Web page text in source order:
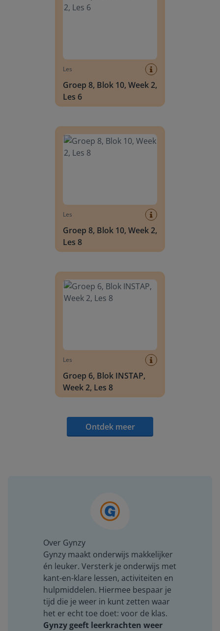
Les
Groep 8, Blok 10, Week 2,
Les 6
Les
Groep 8, Blok 10, Week 2,
Les 8
Les
Groep 6, Blok INSTAP,
Week 2, Les 8
Ontdek meer
Over Gynzy
Gynzy maakt onderwijs makkelijker
én leuker. Versterk je onderwijs met
kant-en-klare lessen, activiteiten en
hulpmiddelen. Hiermee bespaar je
tijd die je weer in kunt zetten waar
het er echt toe doet: voor de klas.
Gynzy geeft leerkrachten weer